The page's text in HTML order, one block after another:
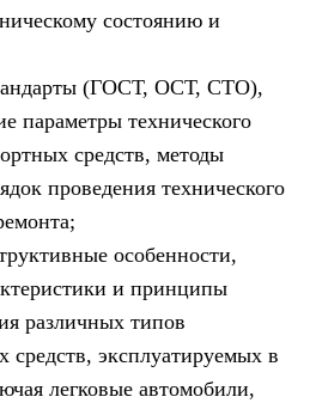
состоянию и
(ГОСТ, ОСТ, СТО),
параметры технического
средств, методы
проведения технического
особенности,
и принципы
различных типов
средств, эксплуатируемых в
легковые автомобили,